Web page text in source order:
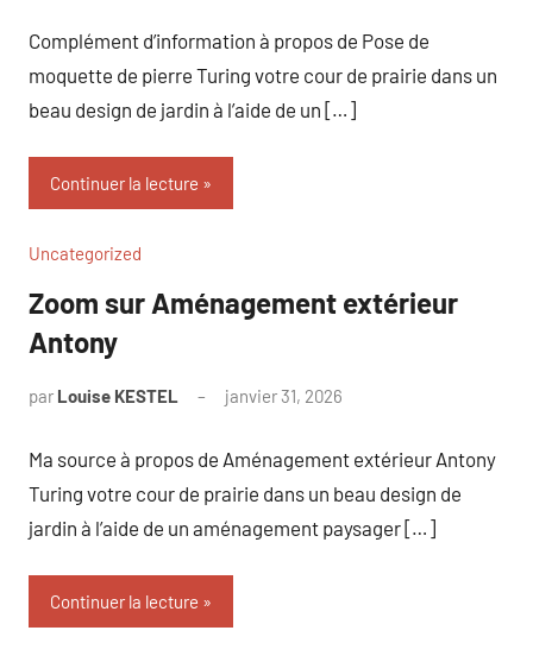
Complément d’information à propos de Pose de
moquette de pierre Turing votre cour de prairie dans un
beau design de jardin à l’aide de un […]
Continuer la lecture
Uncategorized
Zoom sur Aménagement extérieur
Antony
par Louise KESTEL janvier 31, 2026
Ma source à propos de Aménagement extérieur Antony
Turing votre cour de prairie dans un beau design de
jardin à l’aide de un aménagement paysager […]
Continuer la lecture